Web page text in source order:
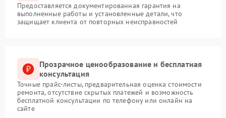
Предоставляется документированная гарантия на
выполненные работы и установленные детали, что
защищает клиента от повторных неисправностей
Прозрачное ценообразование и бесплатная
консультация
Точные прайс-листы, предварительная оценка стоимости
ремонта, отсутствие скрытых платежей и возможность
бесплатной консультации по телефону или онлайн на
сайте